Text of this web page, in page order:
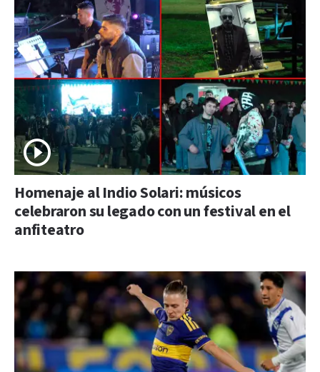
Homenaje al Indio Solari: músicos
celebraron su legado con un festival en el
anfiteatro